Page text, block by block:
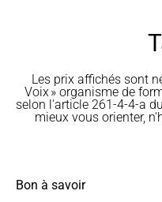
Les prix affichés sont
Voix » organisme de
selon l'article 261-4-4-a
mieux vous orienter,
Bon à savoir